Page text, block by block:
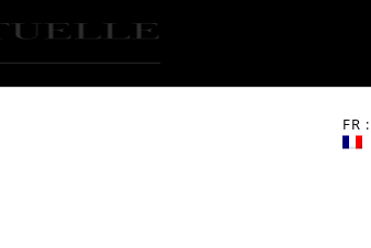
FR :